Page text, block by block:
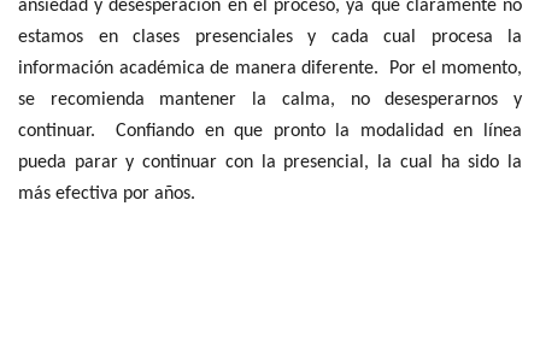
ansiedad y desesperación en el proceso, ya que claramente no
estamos en clases presenciales y cada cual procesa la
información académica de manera diferente. Por el momento,
se recomienda mantener la calma, no desesperarnos y
continuar. Confiando en que pronto la modalidad en línea
pueda parar y continuar con la presencial, la cual ha sido la
más efectiva por años.